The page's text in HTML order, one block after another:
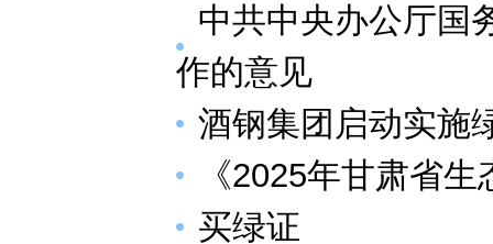
中共中央办公厅国
作的意见
酒钢集团启动实施
《2025年甘肃省
买绿证